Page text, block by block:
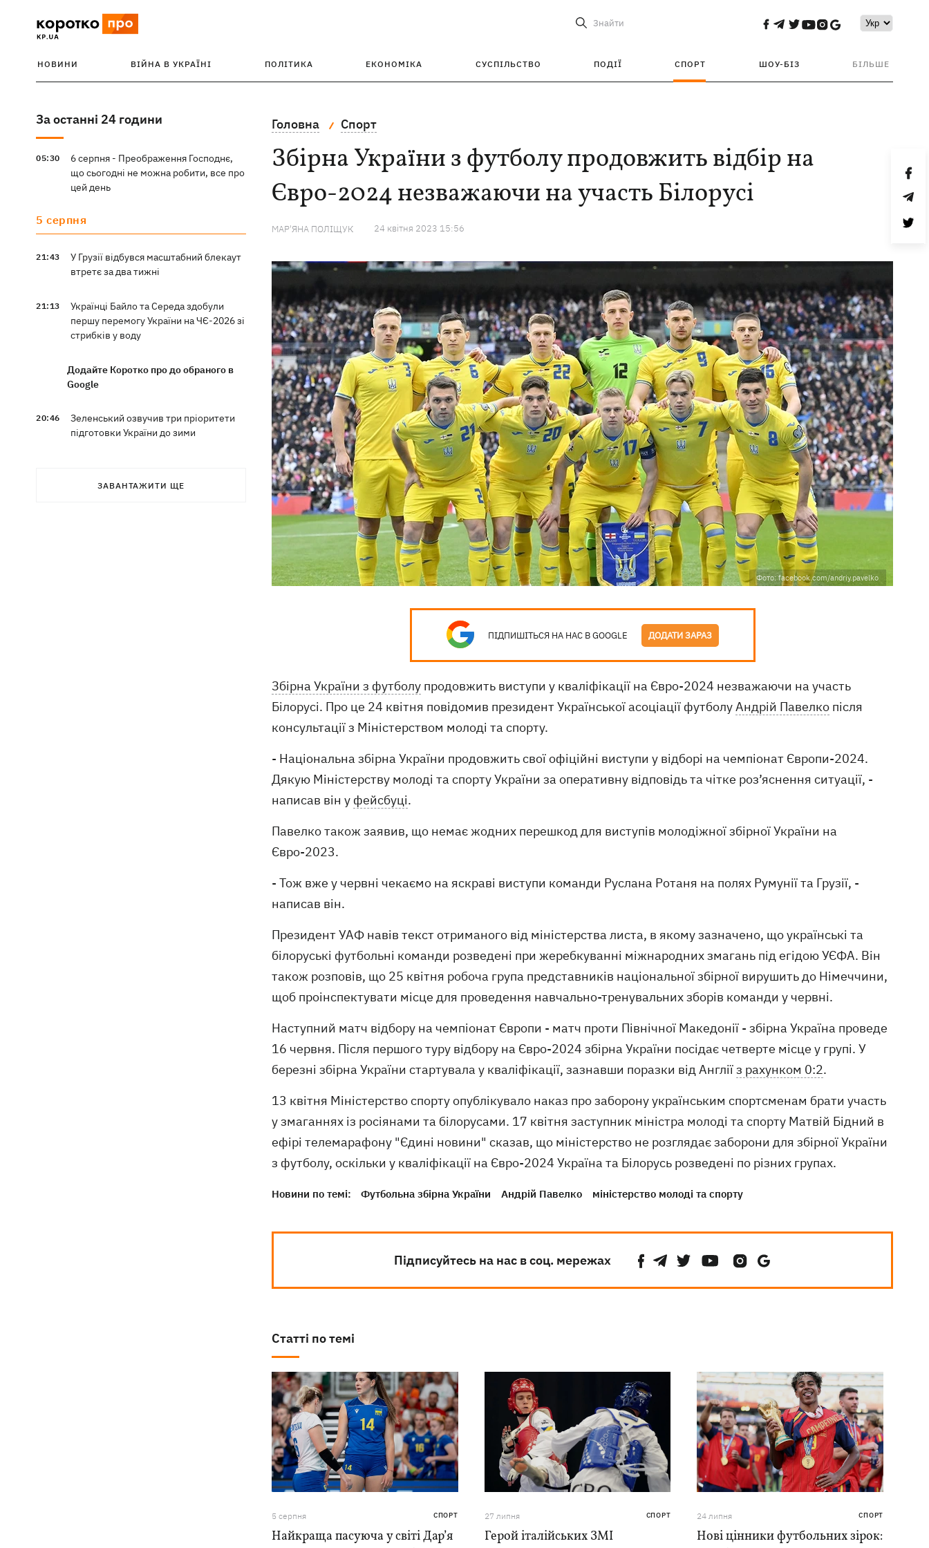
Знайти
НОВИНИ ВІЙНА В УКРАЇНІ ПОЛІТИКА ЕКОНОМІКА СУСПІЛЬСТВО ПОДІЇ СПОРТ ШОУ-БІЗ БІЛЬШЕ
За останні 24 години
05:30
6 серпня - Преображення Господнє,
що сьогодні не можна робити, все про
цей день
5 серпня
21:43
У Грузії відбувся масштабний блекаут
втретє за два тижні
21:13
Українці Байло та Середа здобули
першу перемогу України на ЧЄ-2026 зі
стрибків у воду
Додайте Коротко про до обраного в
Google
20:46
Зеленський озвучив три пріоритети
підготовки України до зими
використання електроенергії –
ЗАВАНТАЖИТИ ЩЕ
Головна Спорт
Збірна України з футболу продовжить відбір на
Євро-2024 незважаючи на участь Білорусі
МАР'ЯНА ПОЛІЩУК 24 квiтня 2023 15:56
Фото: facebook.com/andriy.pavelko
ПІДПИШІТЬСЯ НА НАС В GOOGLE ДОДАТИ ЗАРАЗ
Збірна України з футболу продовжить виступи у кваліфікації на Євро-2024 незважаючи на участь
Білорусі. Про це 24 квітня повідомив президент Української асоціації футболуАндрій Павелко після
консультації з Міністерством молоді та спорту.
- Національна збірна України продовжить свої офіційні виступи у відборі на чемпіонат Європи-2024.
Дякую Міністерству молоді та спорту України за оперативну відповідь та чітке роз’яснення ситуації, -
написав він у фейсбуці.
Павелко також заявив, що немає жодних перешкод для виступів молодіжної збірної України на
Євро-2023.
- Тож вже у червні чекаємо на яскраві виступи команди Руслана Ротаня на полях Румунії та Грузії, -
написав він.
Президент УАФ навів текст отриманого від міністерства листа, в якому зазначено, що українські та
білоруські футбольні команди розведені при жеребкуванні міжнародних змагань під егідою УЄФА. Він
також розповів, що 25 квітня робоча група представників національної збірної вирушить до Німеччини,
щоб проінспектувати місце для проведення навчально-тренувальних зборів команди у червні.
Наступний матч відбору на чемпіонат Європи - матч проти Північної Македонії - збірна Україна проведе
16 червня. Після першого туру відбору на Євро-2024 збірна України посідає четверте місце у групі. У
березні збірна України стартувала у кваліфікації, зазнавши поразки від Англіїз рахунком 0:2.
13 квітня Міністерство спорту опублікувало наказ про заборону українським спортсменам брати участь
у змаганнях із росіянами та білорусами. 17 квітня заступник міністра молоді та спорту Матвій Бідний в
ефірі телемарафону "Єдині новини" сказав, що міністерство не розглядає заборони для збірної України
з футболу, оскільки у кваліфікації на Євро-2024 Україна та Білорусь розведені по різних групах.
Новини по темі: Футбольна збірна України Андрій Павелко міністерство молоді та спорту
Підписуйтесь на нас в соц. мережах
Статті по темі
5 серпня СПОРТ
Найкраща пасуюча у світі Дар’я
27 липня СПОРТ
Герой італійських ЗМІ
24 липня СПОРТ
Нові цінники футбольних зірок: